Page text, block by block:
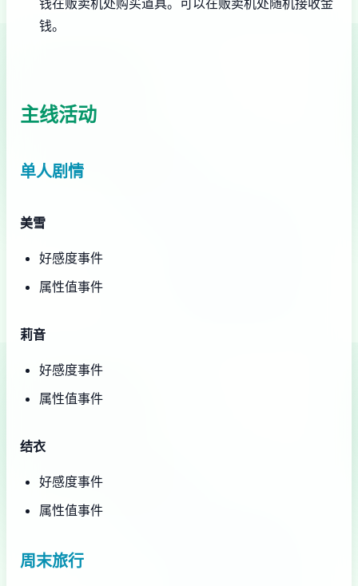
钱。
主线活动
单人剧情
美雪
好感度事件
属性值事件
莉音
好感度事件
属性值事件
结衣
好感度事件
属性值事件
周末旅行